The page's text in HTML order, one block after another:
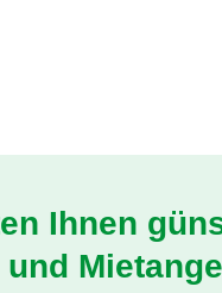
Ihnen